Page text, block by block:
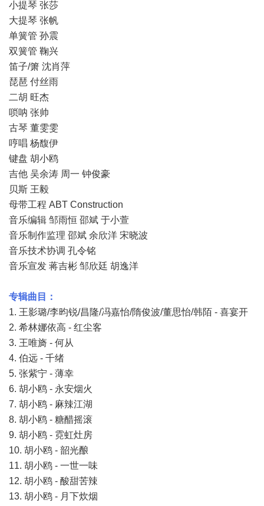
小提琴 张莎
大提琴 张帆
单簧管 孙震
双簧管 鞠兴
笛子/箫 沈肖萍
琵琶 付丝雨
二胡 旺杰
唢呐 张帅
古琴 董雯雯
哼唱 杨馥伊
键盘 胡小鸥
吉他 吴余涛 周一 钟俊豪
贝斯 王毅
母带工程 ABT Construction
音乐编辑 邹雨恒 邵斌 于小萱
音乐制作监理 邵斌 余欣洋 宋晓波
音乐技术协调 孔令铭
音乐宣发 蒋吉彬 邹欣廷 胡逸洋
专辑曲目：
1. 王影璐/李昀锐/昌隆/冯嘉怡/隋俊波/董思怡/韩陌 - 喜宴开
2. 希林娜依高 - 红尘客
3. 王唯旖 - 何从
4. 伯远 - 千绪
5. 张紫宁 - 薄幸
6. 胡小鸥 - 永安烟火
7. 胡小鸥 - 麻辣江湖
8. 胡小鸥 - 糖醋摇滚
9. 胡小鸥 - 霓虹灶房
10. 胡小鸥 - 韶光酿
11. 胡小鸥 - 一世一味
12. 胡小鸥 - 酸甜苦辣
13. 胡小鸥 - 月下炊烟